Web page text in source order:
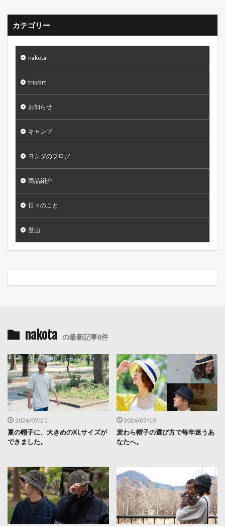
カテゴリー
nakota
trip/art
お知らせ
キャンプ
ヨシダのブログ
商品紹介
日々のこと
登山
nakota の最新記事8件
2026/07/21
夏の帽子に、大きめのXLサイズが
できました。
2026/07/10
麦わら帽子の選び方で毎年迷うあ
なたへ。